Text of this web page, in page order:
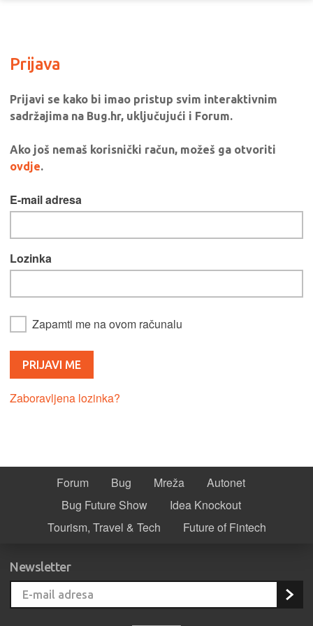
Prijava
Prijavi se kako bi imao pristup svim interaktivnim
sadržajima na Bug.hr, uključujući i Forum.
Ako još nemaš korisnički račun, možeš ga otvoriti
ovdje.
E-mail adresa
Lozinka
Zapamti me na ovom računalu
Zaboravljena lozinka?
Forum Bug Mreža
Autonet
Bug Future Show
Idea Knockout
Tourism, Travel & Tech
Future of Fintech
Newsletter